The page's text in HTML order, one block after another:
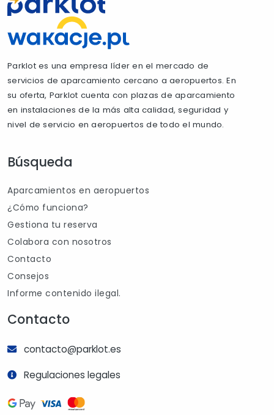
Parklot es una empresa líder en el mercado de
servicios de aparcamiento cercano a aeropuertos. En
su oferta, Parklot cuenta con plazas de aparcamiento
en instalaciones de la más alta calidad, seguridad y
nivel de servicio en aeropuertos de todo el mundo.
Búsqueda
Aparcamientos en aeropuertos
¿Cómo funciona?
Gestiona tu reserva
Colabora con nosotros
Contacto
Consejos
Informe contenido ilegal.
Contacto
contacto@parklot.es
Regulaciones legales